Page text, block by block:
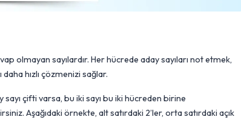
olmayan sayılardır. Her hücrede aday sayıları not etmek,
hızlı çözmenizi sağlar.
çifti varsa, bu iki sayı bu iki hücreden birine
Aşağıdaki örnekte, alt satırdaki 2’ler, orta satırdaki açık